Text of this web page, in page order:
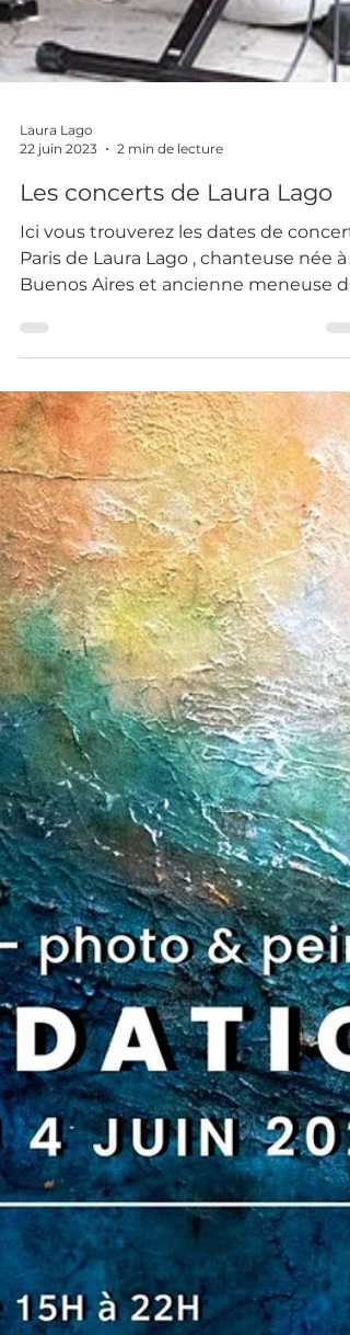
22 juin 2023
2 min de lecture
Les concerts de Laura Lago
Ici vous trouverez les dates de concert
Buenos Aires et ancienne meneuse de
revue du Lido de Paris